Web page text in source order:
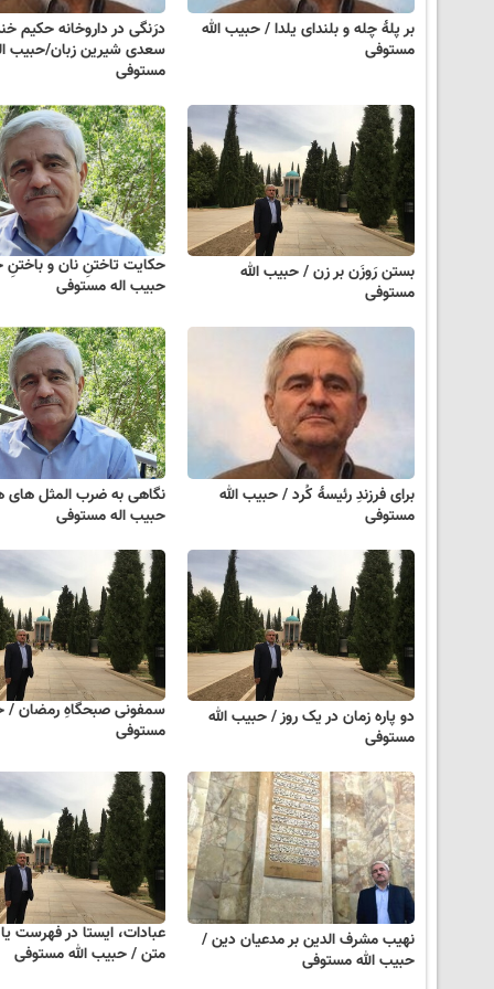
بر پلهٔ چله و بلندای یلدا / حبیب الله
مستوفی
درَنگی در داروخانه حکیم
سعدی شیرین زبان/حبیب
مستوفی
بستن رَوزَن بر زن / حبیب الله
مستوفی
حکایت تاختنِ نان و
حبیب اله مستوفی
برای فرزندِ رئیسهٔ کُرد / حبیب الله
مستوفی
نگاهی به ضرب المثل های
حبیب اله مستوفی
دو پاره زمان در یک روز / حبیب الله
مستوفی
سمفونی صبحگاهِ رمضان /
مستوفی
نهیب مشرف الدین بر مدعیان دین /
حبیب الله مستوفی
عبادات، ایستا در فهرست یا
متن / حبیب الله مستوفی